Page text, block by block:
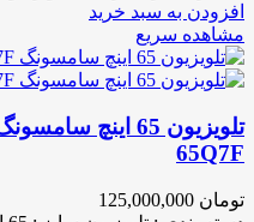
افزودن به سبد خرید
مشاهده سریع
65Q7F
تومان